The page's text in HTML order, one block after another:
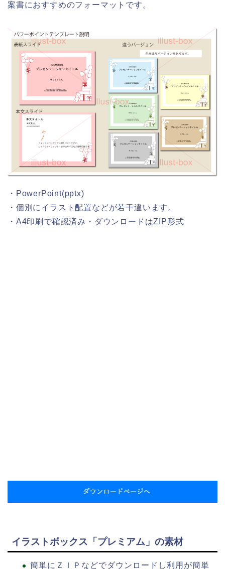
案書におすすめのフォーマットです。
・PowerPoint(pptx)
・個別にイラスト配置などが若干違います。
・A4印刷で確認済み・ダウンロードはZIP形式
イラストボックス「プレミアム」の素材
簡単にＺＩＰなどでダウンロードし利用が簡単